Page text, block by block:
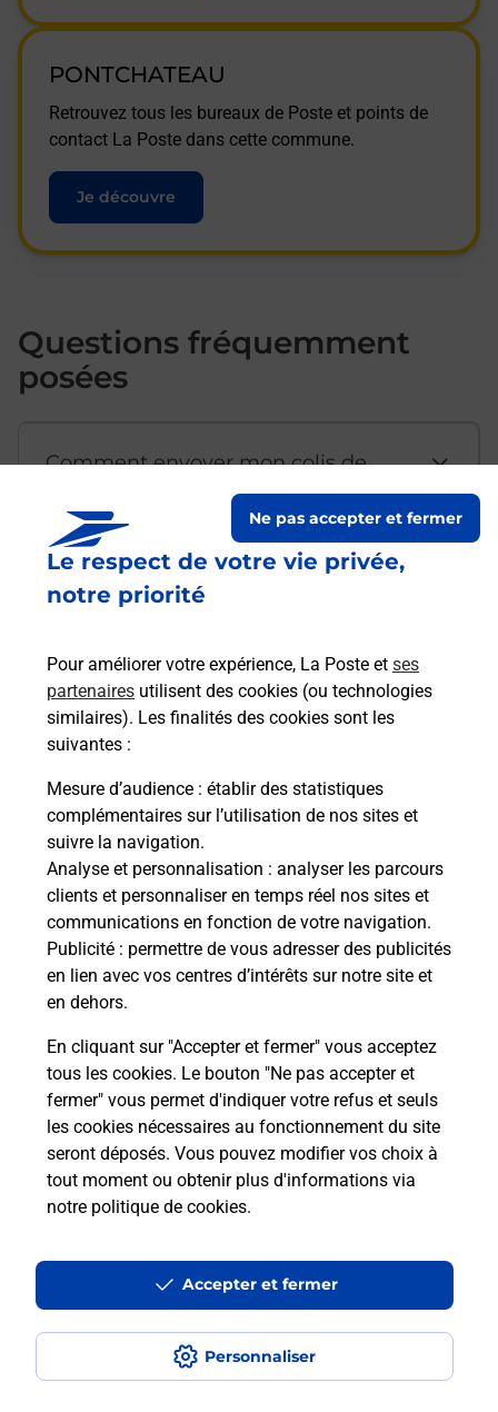
Le respect de votre vie privée,
notre priorité
Pour améliorer votre expérience, La Poste et ses
partenaires utilisent des cookies (ou technologies
similaires). Les finalités des cookies sont les
suivantes :
Mesure d’audience : établir des statistiques
complémentaires sur l’utilisation de nos sites et
suivre la navigation.
Analyse et personnalisation : analyser les parcours
clients et personnaliser en temps réel nos sites et
communications en fonction de votre navigation.
Publicité : permettre de vous adresser des publicités
en lien avec vos centres d’intérêts sur notre site et
en dehors.
En cliquant sur "Accepter et fermer" vous acceptez
tous les cookies. Le bouton "Ne pas accepter et
fermer" vous permet d'indiquer votre refus et seuls
les cookies nécessaires au fonctionnement du site
seront déposés. Vous pouvez modifier vos choix à
tout moment ou obtenir plus d'informations via
notre politique de cookies.
Personnaliser
Ne pas accepter et fermer
Accepter et fermer
PONTCHATEAU
Retrouvez tous les bureaux de Poste et points de
contact La Poste dans cette commune.
Je découvre
Questions fréquemment
posées
Comment envoyer mon colis de
Est-il possible d’acheter un
emballage directement depuis un
Comment demander une
modification de livraison ?
Comment La Poste participe-t-elle
à votre sécurité au quotidien ?
Puis-je passer mon code de la route
avec La Poste et sous quelles
conditions ?
Localiser Liste Loire-Atlantique ST MALO DE GUERSAC
Accessibilité : partiellement conforme
Conditions contractuelles
Mentions légales